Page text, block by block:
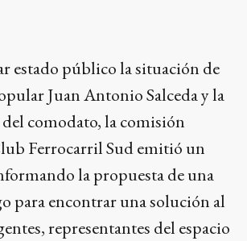
estado público la situación de
Juan Antonio Salceda y la
comodato, la comisión
Ferrocarril Sud emitió un
la propuesta de una
para encontrar una solución al
representantes del espacio